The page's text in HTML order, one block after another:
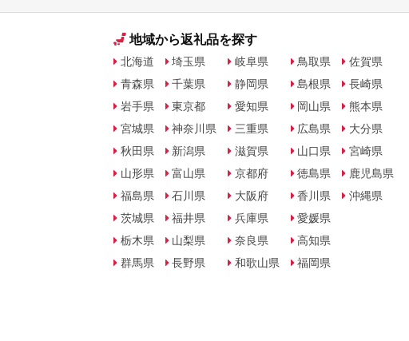
地域から返礼品を探す
北海道
青森県
岩手県
宮城県
秋田県
山形県
福島県
茨城県
栃木県
群馬県
埼玉県
千葉県
東京都
神奈川県
新潟県
富山県
石川県
福井県
山梨県
長野県
岐阜県
静岡県
愛知県
三重県
滋賀県
京都府
大阪府
兵庫県
奈良県
和歌山県
鳥取県
島根県
岡山県
広島県
山口県
徳島県
香川県
愛媛県
高知県
福岡県
佐賀県
長崎県
熊本県
大分県
宮崎県
鹿児島県
沖縄県